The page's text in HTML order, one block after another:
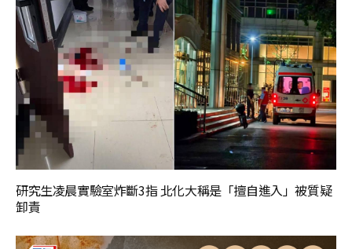
研究生凌晨實驗室炸斷3指 北化大稱是「擅自進入」被質疑
卸責